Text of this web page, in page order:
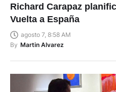
Richard Carapaz
Vuelta a España
agosto 7, 8:58 AM
By Martin Alvarez